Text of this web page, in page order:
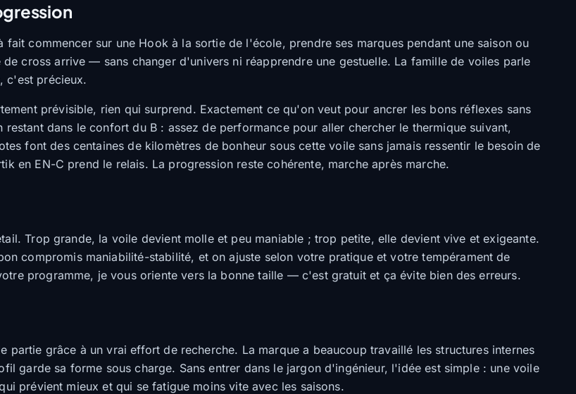
commencer sur une Hook à la sortie de l'école, prendre ses marques pendant une saison ou
cross arrive — sans changer d'univers ni réapprendre une gestuelle. La famille de voiles parle
c'est précieux.
prévisible, rien qui surprend. Exactement ce qu'on veut pour ancrer les bons réflexes sans
restant dans le confort du B : assez de performance pour aller chercher le thermique suivant,
font des centaines de kilomètres de bonheur sous cette voile sans jamais ressentir le besoin de
en EN-C prend le relais. La progression reste cohérente, marche après marche.
Trop grande, la voile devient molle et peu maniable ; trop petite, elle devient vive et exigeante.
compromis maniabilité-stabilité, et on ajuste selon votre pratique et votre tempérament de
programme, je vous oriente vers la bonne taille — c'est gratuit et ça évite bien des erreurs.
partie grâce à un vrai effort de recherche. La marque a beaucoup travaillé les structures internes
garde sa forme sous charge. Sans entrer dans le jargon d'ingénieur, l'idée est simple : une voile
prévient mieux et qui se fatigue moins vite avec les saisons.